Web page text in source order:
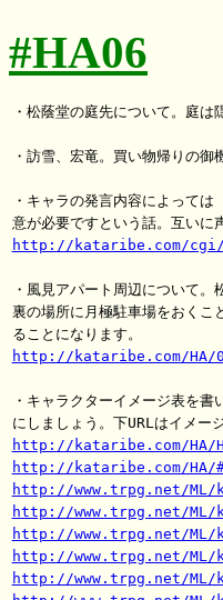
#HA06
・松蔭堂の庭先について。庭は
・訪雪、宏竜。買い物帰りの御
・キャラの発言内容によって
http://kataribe.com/cgi/
・風見アパート周辺について
裏の場所に月極駐車場をおくこ
http://kataribe.com/HA/
・キャラクターイメージ表を
http://kataribe.com/HA/
http://kataribe.com/HA/
http://www.trpg.net/ML/
http://www.trpg.net/ML/
http://www.trpg.net/ML/
http://www.trpg.net/ML/
http://www.trpg.net/ML/